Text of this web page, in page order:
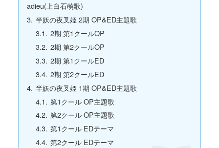
adieu(上白石萌歌)
半妖の夜叉姫 2期 OP&ED主題歌
2期 第1クールOP
2期 第2クールOP
2期 第1クールED
2期 第2クールED
半妖の夜叉姫 1期 OP&ED主題歌
第1クール OP主題歌
第2クール OP主題歌
第1クール EDテーマ
第2クール EDテーマ